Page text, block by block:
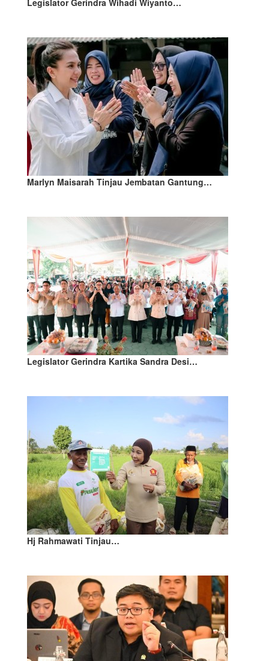
Legislator Gerindra Wihadi Wiyanto…
Marlyn Maisarah Tinjau Jembatan Gantung…
Legislator Gerindra Kartika Sandra Desi…
Hj Rahmawati Tinjau…